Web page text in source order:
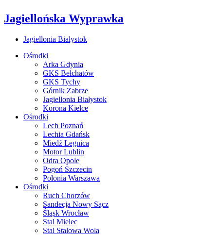
Jagiellońska Wyprawka
Jagiellonia Białystok
Ośrodki
Arka Gdynia
GKS Bełchatów
GKS Tychy
Górnik Zabrze
Jagiellonia Białystok
Korona Kielce
Ośrodki
Lech Poznań
Lechia Gdańsk
Miedź Legnica
Motor Lublin
Odra Opole
Pogoń Szczecin
Polonia Warszawa
Ośrodki
Ruch Chorzów
Sandecja Nowy Sącz
Śląsk Wrocław
Stal Mielec
Stal Stalowa Wola